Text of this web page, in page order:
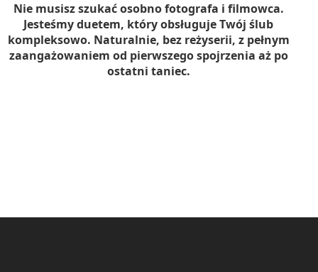
Nie musisz szukać osobno fotografa i filmowca.
Jesteśmy duetem, który obsługuje Twój ślub
kompleksowo. Naturalnie, bez reżyserii, z pełnym
zaangażowaniem od pierwszego spojrzenia aż po
ostatni taniec.